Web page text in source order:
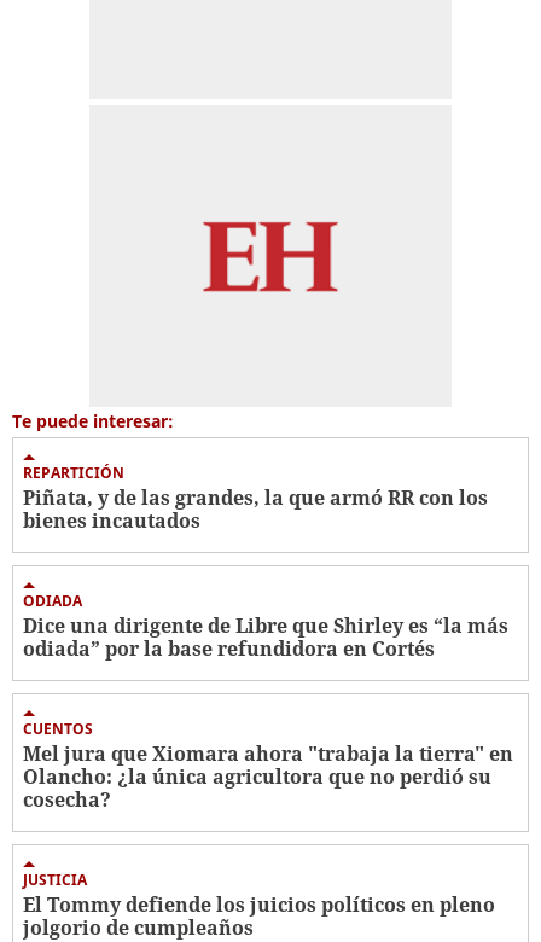
Te puede interesar:
REPARTICIÓN
Piñata, y de las grandes, la que armó RR con los
bienes incautados
ODIADA
Dice una dirigente de Libre que Shirley es “la más
odiada” por la base refundidora en Cortés
CUENTOS
Mel jura que Xiomara ahora "trabaja la tierra" en
Olancho: ¿la única agricultora que no perdió su
cosecha?
JUSTICIA
El Tommy defiende los juicios políticos en pleno
jolgorio de cumpleaños